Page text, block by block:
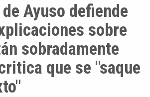
Ayuso defiende
sobre
sobradamente
que se "saque